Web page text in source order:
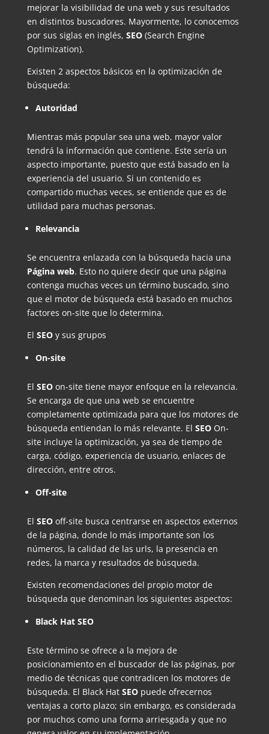
mejorar la visibilidad de una web y sus resultados
en distintos buscadores. Mayormente, lo conocemos
por sus siglas en inglés, SEO(Search Engine
Optimization).
Existen 2 aspectos básicos en la optimización de
búsqueda:
Autoridad
Mientras más popular sea una web, mayor valor
tendrá la información que contiene. Este sería un
aspecto importante, puesto que está basado en la
experiencia del usuario. Si un contenido es
compartido muchas veces, se entiende que es de
utilidad para muchas personas.
Relevancia
Se encuentra enlazada con la búsqueda hacia una
Página web. Esto no quiere decir que una página
contenga muchas veces un término buscado, sino
que el motor de búsqueda está basado en muchos
factores on-site que lo determina.
El SEO y sus grupos
On-site
El SEOon-site tiene mayor enfoque en la relevancia.
Se encarga de que una web se encuentre
completamente optimizada para que los motores de
búsqueda entiendan lo más relevante. El SEOOn-
site incluye la optimización, ya sea de tiempo de
carga, código, experiencia de usuario, enlaces de
dirección, entre otros.
Off-site
El SEOoff-site busca centrarse en aspectos externos
de la página, donde lo más importante son los
números, la calidad de las urls, la presencia en
redes, la marca y resultados de búsqueda.
Existen recomendaciones del propio motor de
búsqueda que denominan los siguientes aspectos:
Black Hat SEO
Este término se ofrece a la mejora de
posicionamiento en el buscador de las páginas, por
medio de técnicas que contradicen los motores de
búsqueda. El Black Hat SEOpuede ofrecernos
ventajas a corto plazo; sin embargo, es considerada
por muchos como una forma arriesgada y que no